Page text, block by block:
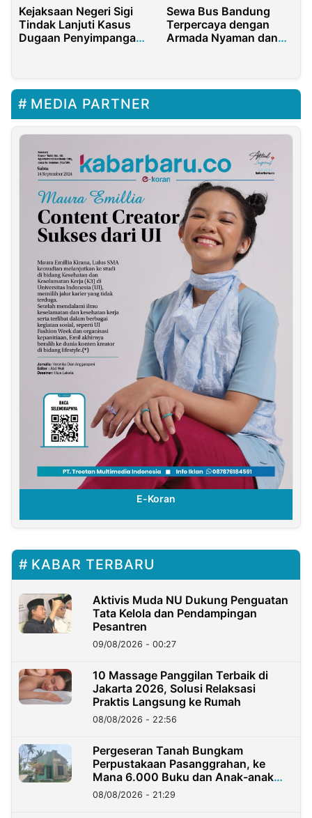
Kejaksaan Negeri Sigi
Tindak Lanjuti Kasus
Dugaan Penyimpangan
Sewa Bus Bandung
Terpercaya dengan
Armada Nyaman dan
MEDIA PARTNER
E-Koran
KABAR TERBARU
Aktivis Muda NU Dukung Penguatan
Tata Kelola dan Pendampingan
Pesantren
09/08/2026 - 00:27
10 Massage Panggilan Terbaik di
Jakarta 2026, Solusi Relaksasi
Praktis Langsung ke Rumah
08/08/2026 - 22:56
Pergeseran Tanah Bungkam
Perpustakaan Pasanggrahan, ke
Mana 6.000 Buku dan Anak-anak
Kini?
08/08/2026 - 21:29